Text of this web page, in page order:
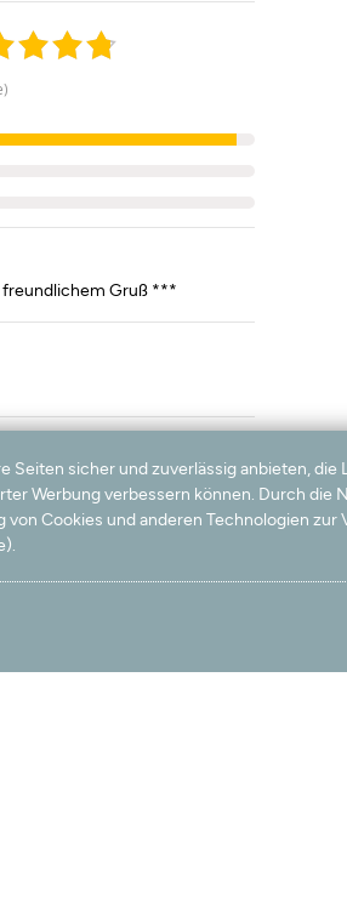
freundlichem Gruß ***
gerne Bis zum nächsten Mal
sicher und zuverlässig anbieten, die
Werbung verbessern können. Durch die
Cookies und anderen Technologien zur